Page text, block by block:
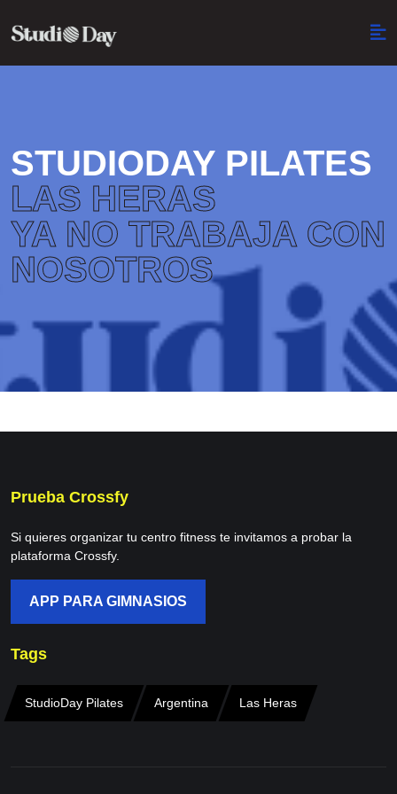
STUDIODAY PILATES
LAS HERAS
YA NO TRABAJA CON
NOSOTROS
Prueba Crossfy
Si quieres organizar tu centro fitness te invitamos a probar la
plataforma Crossfy.
APP PARA GIMNASIOS
Tags
StudioDay Pilates Argentina Las Heras